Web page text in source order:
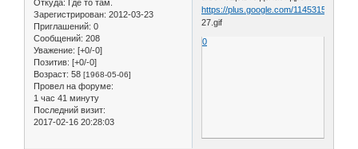
Откуда: Где то там.
Зарегистрирован: 2012-03-23
Приглашений: 0
Сообщений: 208
Уважение: [+0/-0]
Позитив: [+0/-0]
Возраст: 58 [1968-05-06]
Провел на форуме:
1 час 41 минуту
Последний визит:
2017-02-16 20:28:03
https://plus.google.com/
27.gif
0